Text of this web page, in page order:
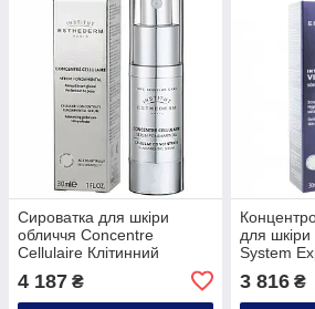
Сироватка для шкіри
обличчя Concentre
Cellulaire Клітинний
Esthederm,30ml
4 187 ₴
для
System
3 816₴